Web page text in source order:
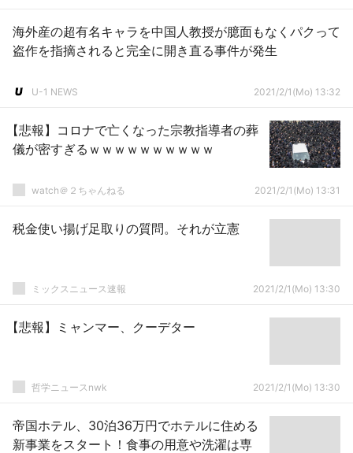
海外産の超有名キャラを中国人教授が臆面もなくパクって
盗作を指摘されると完全に開き直る事件が発生
U-1 NEWS 2021/2/1(Mo) 13:32
【悲報】コロナで亡くなった宗教指導者の葬
儀が密すぎるｗｗｗｗｗｗｗｗｗｗ
watch＠２ちゃんねる 2021/2/1(Mo) 13:31
税金使い揚げ足取りの質問。それが立憲
ミックスニュース速報 2021/2/1(Mo) 13:30
【悲報】ミャンマー、クーデター
哲学ニュースnwk 2021/2/1(Mo) 13:30
帝国ホテル、30泊36万円でホテルに住める
新事業をスタート！食事の用意や洗濯は専